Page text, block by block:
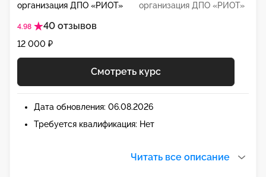
организация ДПО «РИОТ»
4.98 40 отзывов
12 000 ₽
Смотреть курс
Дата обновления: 06.08.2026
Требуется квалификация: Нет
Читать все описание